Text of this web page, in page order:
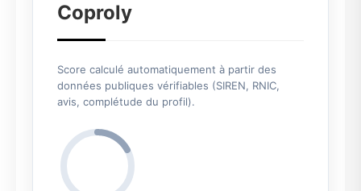
Coproly
Score calculé automatiquement à partir des
données publiques vérifiables (SIREN, RNIC,
avis, complétude du profil).